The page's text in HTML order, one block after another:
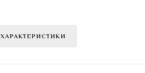
ХАРАКТЕРИСТИКИ